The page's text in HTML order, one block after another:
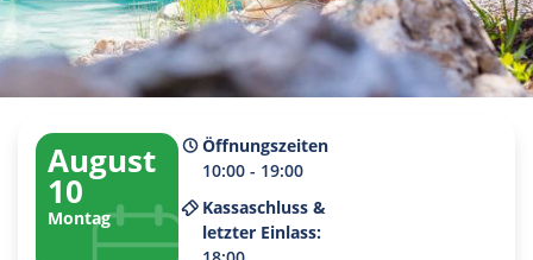
August
10
Montag
Öffnungszeiten
10:00 - 19:00
Kassaschluss &
letzter Einlass: